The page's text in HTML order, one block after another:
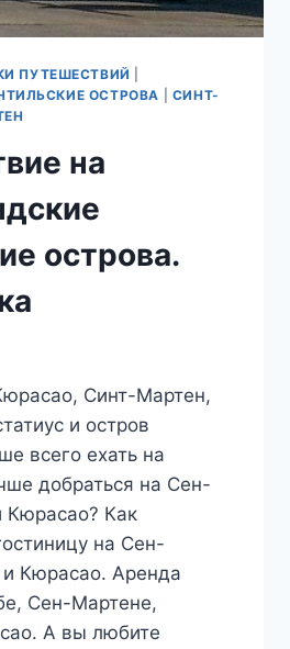
ПУТЕШЕСТВИЙ
ОСТРОВА
СИНТ-
на
острова.
Синт-Мартен,
и остров
всего ехать на
добраться на Сен-
Кюрасао? Как
на Сен-
Кюрасао. Аренда
Сен-Мартене,
А вы любите